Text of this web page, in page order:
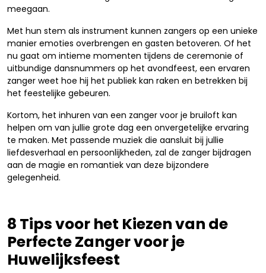
meegaan.
Met hun stem als instrument kunnen zangers op een unieke
manier emoties overbrengen en gasten betoveren. Of het
nu gaat om intieme momenten tijdens de ceremonie of
uitbundige dansnummers op het avondfeest, een ervaren
zanger weet hoe hij het publiek kan raken en betrekken bij
het feestelijke gebeuren.
Kortom, het inhuren van een zanger voor je bruiloft kan
helpen om van jullie grote dag een onvergetelijke ervaring
te maken. Met passende muziek die aansluit bij jullie
liefdesverhaal en persoonlijkheden, zal de zanger bijdragen
aan de magie en romantiek van deze bijzondere
gelegenheid.
8 Tips voor het Kiezen van de
Perfecte Zanger voor je
Huwelijksfeest